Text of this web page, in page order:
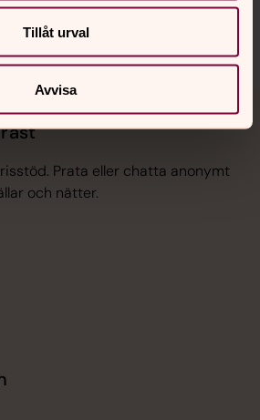
Tillåt urval
Avvisa
Prata eller chatta anonymt
och nätter.